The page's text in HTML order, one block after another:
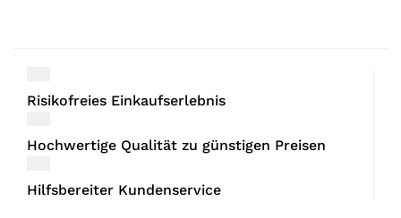
Risikofreies Einkaufserlebnis
Hochwertige Qualität zu günstigen Preisen
Hilfsbereiter Kundenservice